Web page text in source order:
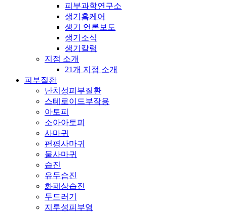
피부과학연구소
생기홈케어
생기 언론보도
생기소식
생기칼럼
지점 소개
21개 지점 소개
피부질환
난치성피부질환
스테로이드부작용
아토피
소아아토피
사마귀
편평사마귀
물사마귀
습진
유두습진
화폐상습진
두드러기
지루성피부염